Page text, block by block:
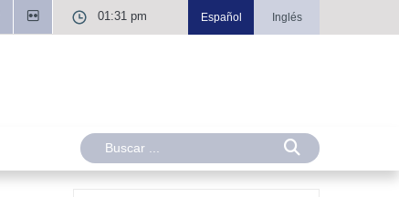
01:31 pm Español Inglés